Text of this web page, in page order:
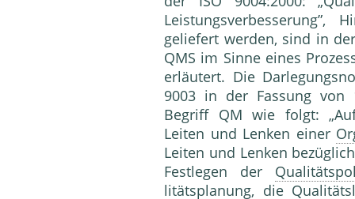
Leistungsverbesserung”,
geliefert werden, sind in
QMS im Sinne eines
erläutert. Die
9003 in der Fassung von
Begriff QM wie folgt:
Leiten und Lenken einer
Leiten und Lenken
Festlegen der
litätsplanung, die